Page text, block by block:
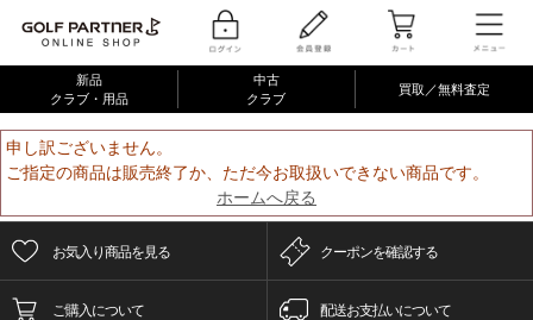
新品
クラブ・用品
中古
クラブ
買取／無料査定
申し訳ございません。
ご指定の商品は販売終了か、ただ今お取扱いできない商品です。
ホームへ戻る
お気入り商品を見る クーポンを確認する
ご購入について 配送お支払いについて